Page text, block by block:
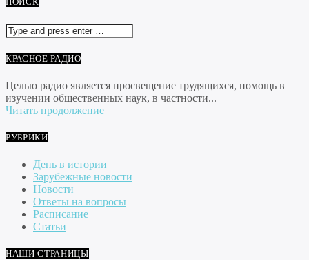
КРАСНОЕ РАДИО
Целью радио является просвещение трудящихся, помощь в
изучении общественных наук, в частности...
Читать продолжение
РУБРИКИ
День в истории
Зарубежные новости
Новости
Ответы на вопросы
Расписание
Статьи
НАШИ СТРАНИЦЫ